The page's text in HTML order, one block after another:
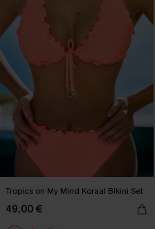
Tropics on My Mind Koraal Bikini Set
49,00 €